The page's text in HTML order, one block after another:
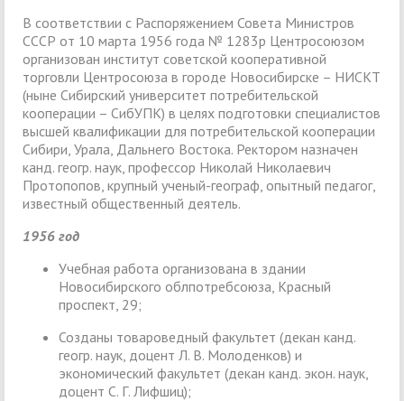
В соответствии с Распоряжением Совета Министров
СССР от 10 марта 1956 года № 1283р Центросоюзом
организован институт советской кооперативной
торговли Центросоюза в городе Новосибирске – НИСКТ
(ныне Сибирский университет потребительской
кооперации – СибУПК) в целях подготовки специалистов
высшей квалификации для потребительской кооперации
Сибири, Урала, Дальнего Востока. Ректором назначен
канд. геогр. наук, профессор Николай Николаевич
Протопопов, крупный ученый-географ, опытный педагог,
известный общественный деятель.
1956 год
Учебная работа организована в здании
Новосибирского облпотребсоюза, Красный
проспект, 29;
Созданы товароведный факультет (декан канд.
геогр. наук, доцент Л. В. Молоденков) и
экономический факультет (декан канд. экон. наук,
доцент С. Г. Лифшиц);